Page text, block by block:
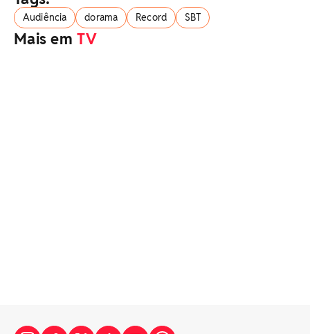
Audiência dorama Record SBT
Mais emTV